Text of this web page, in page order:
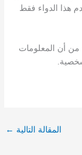
هذا الدواء فقط
من أن المعلومات
المقالة التالية ←